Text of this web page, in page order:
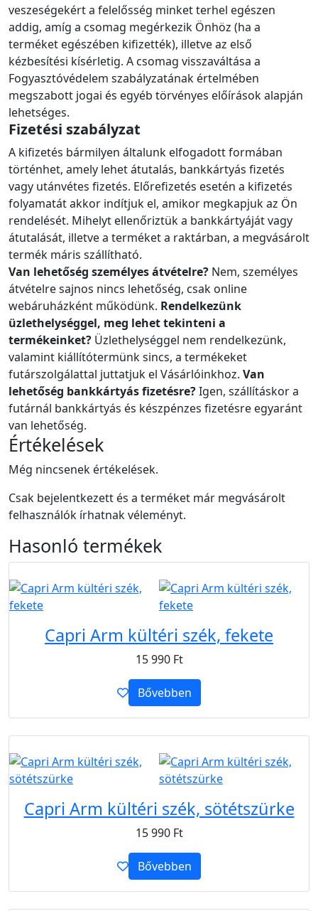
veszeségekért a felelősség minket terhel egészen
addig, amíg a csomag megérkezik Önhöz (ha a
terméket egészében kifizették), illetve az első
kézbesítési kísérletig. A csomag visszaváltása a
Fogyasztóvédelem szabályzatának értelmében
megszabott jogai és egyéb törvényes előírások alapján
lehetséges.
Fizetési szabályzat
A kifizetés bármilyen általunk elfogadott formában
történhet, amely lehet átutalás, bankkártyás fizetés
vagy utánvétes fizetés. Előrefizetés esetén a kifizetés
folyamatát akkor indítjuk el, amikor megkapjuk az Ön
rendelését. Mihelyt ellenőriztük a bankkártyáját vagy
átutalását, illetve a terméket a raktárban, a megvásárolt
termék máris szállítható.
Van lehetőség személyes átvételre? Nem, személyes
átvételre sajnos nincs lehetőség, csak online
webáruházként működünk. Rendelkezünk
üzlethelységgel, meg lehet tekinteni a
termékeinket? Üzlethelységgel nem rendelkezünk,
valamint kiállítótermünk sincs, a termékeket
futárszolgálattal juttatjuk el Vásárlóinkhoz. Van
lehetőség bankkártyás fizetésre?Igen, szállításkor a
futárnál bankkártyás és készpénzes fizetésre egyaránt
van lehetőség.
Értékelések
Még nincsenek értékelések.
Csak bejelentkezett és a terméket már megvásárolt
felhasználók írhatnak véleményt.
Hasonló termékek
Capri Arm kültéri szék, fekete
15 990 Ft
Bővebben
Capri Arm kültéri szék, sötétszürke
15 990 Ft
Bővebben